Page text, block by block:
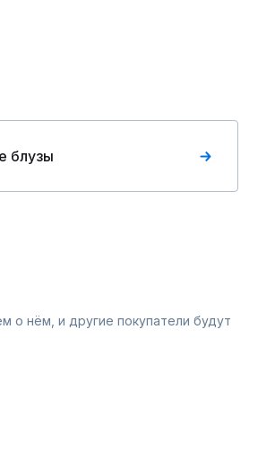
блузы
о нём, и другие покупатели будут